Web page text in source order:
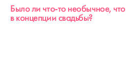
Было ли что-то необычное,
в концепции свадьбы?